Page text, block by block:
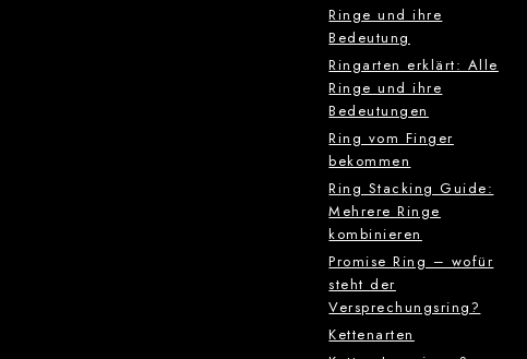
Ringe und ihre
Bedeutung
Ringarten erklärt: Alle
Ringe und ihre
Bedeutungen
Ring vom Finger
bekommen
Ring Stacking Guide:
Mehrere Ringe
kombinieren
Promise Ring – wofür
steht der
Versprechungsring?
Kettenarten